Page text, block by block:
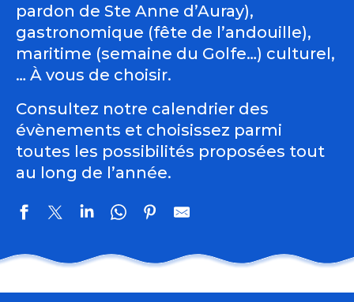
pardon de Ste Anne d’Auray),
gastronomique (fête de l’andouille),
maritime (semaine du Golfe…) culturel,
… À vous de choisir.
Consultez notre calendrier des
évènements et choisissez parmi
toutes les possibilités proposées tout
au long de l’année.